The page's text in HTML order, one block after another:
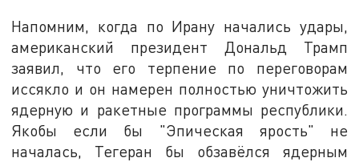
Напомним, когда по Ирану начались удары,
американский президент Дональд Трамп
заявил, что его терпение по переговорам
иссякло и он намерен полностью уничтожить
ядерную и ракетные программы республики.
Якобы если бы "Эпическая ярость" не
началась, Тегеран бы обзавёлся ядерным